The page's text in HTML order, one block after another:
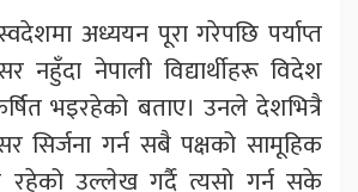
अध्ययन पूरा गरेपछि पर्याप्त
नहुँदा नेपाली विद्यार्थीहरू विदेश
भइरहेको बताए। उनले देशभित्रै
सिर्जना गर्न सबै पक्षको सामूहिक
उल्लेख गर्दै त्यसो गर्न सके